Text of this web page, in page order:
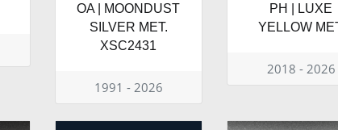
OA | MOONDUST
SILVER MET.
XSC2431
1991 - 2026
PH | LUXE
YELLOW
2018 - 2026